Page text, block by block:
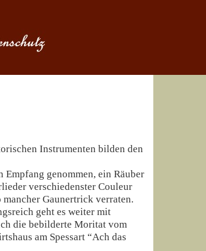
Instrumenten bilden den
genommen, ein Räuber
verschiedenster Couleur
Gaunertrick verraten.
geht es weiter mit
die bebilderte Moritat vom
am Spessart “Ach das